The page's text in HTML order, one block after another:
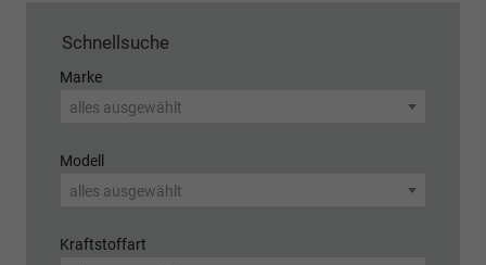
Schnellsuche
Marke
alles ausgewählt
Modell
alles ausgewählt
Kraftstoffart